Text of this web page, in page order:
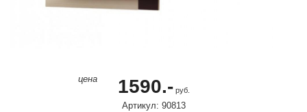
цена 1590.-руб.
Артикул: 90813